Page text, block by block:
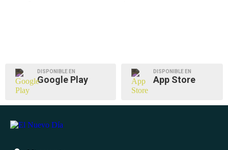
DISPONIBLE EN
Google Play
DISPONIBLE EN
App Store